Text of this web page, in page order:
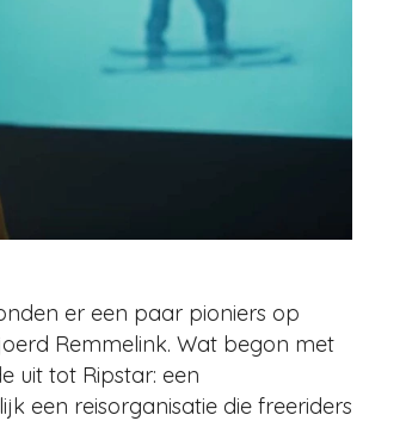
er een paar pioniers op
Remmelink. Wat begon met
uit tot Ripstar: een
een reisorganisatie die freeriders